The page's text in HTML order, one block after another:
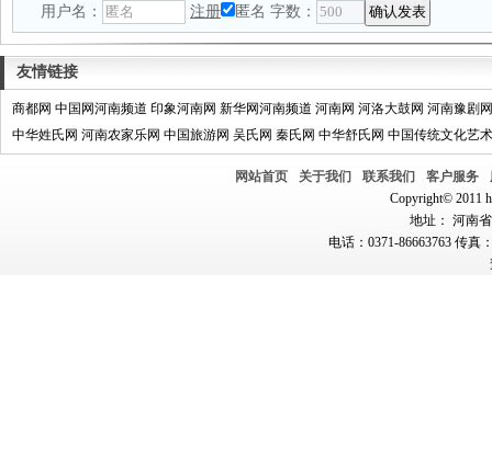
用户名： 注册 匿名 字数：
友情链接
商都网 中国网河南频道 印象河南网 新华网河南频道 河南网 河洛大鼓网 河南豫剧网
中华姓氏网 河南农家乐网 中国旅游网 吴氏网 秦氏网 中华舒氏网 中国传统文化艺
网站首页 关于我们 联系我们 客户服务
Copyright© 2011
地址： 河南
电话：0371-86663763 传真